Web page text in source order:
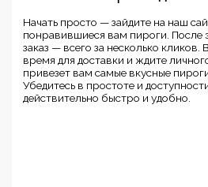
Начать просто — зайдите на наш
понравившиеся вам пироги.
заказ — всего за несколько
время для доставки и ждите
привезет вам самые вкусные
Убедитесь в простоте и
действительно быстро и удобно.